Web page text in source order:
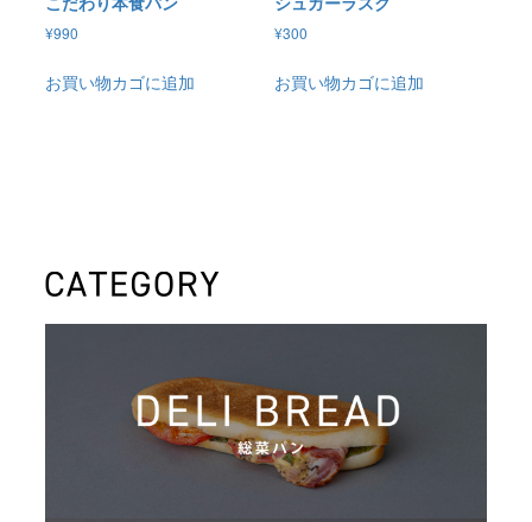
¥990
お買い物カゴに追加
¥300
お買い物カゴに追加